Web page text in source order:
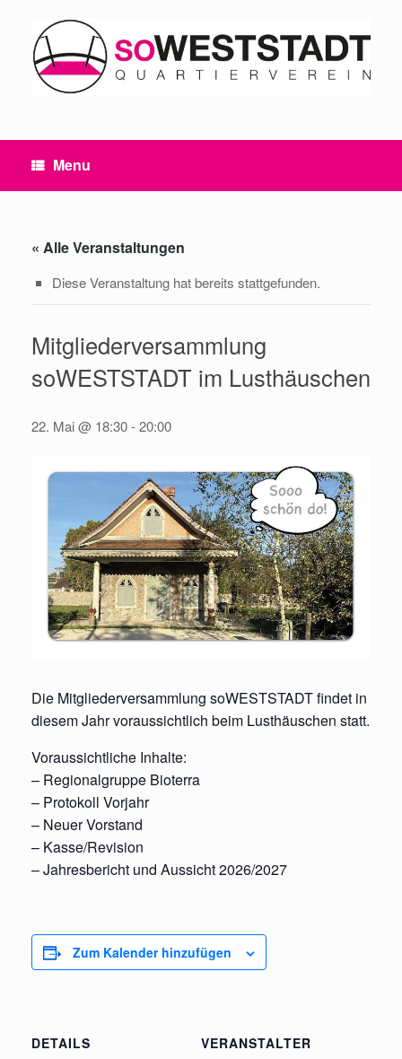
content
Menu
« Alle Veranstaltungen
Diese Veranstaltung hat bereits stattgefunden.
Mitgliederversammlung
soWESTSTADT im Lusthäuschen
22. Mai @ 18:30-20:00
Die Mitgliederversammlung soWESTSTADT findet in
diesem Jahr voraussichtlich beim Lusthäuschen statt.
Voraussichtliche Inhalte:
– Regionalgruppe Bioterra
– Protokoll Vorjahr
– Neuer Vorstand
– Kasse/Revision
– Jahresbericht und Aussicht 2026/2027
Zum Kalender hinzufügen
DETAILS
VERANSTALTER